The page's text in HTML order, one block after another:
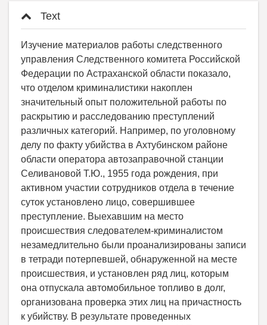
Text
Изучение материалов работы следственного
управления Следственного комитета Российской
Федерации по Астраханской области показало,
что отделом криминалистики накоплен
значительный опыт положительной работы по
раскрытию и расследованию преступлений
различных категорий. Например, по уголовному
делу по факту убийства в Ахтубинском районе
области оператора автозаправочной станции
Селивановой Т.Ю., 1955 года рождения, при
активном участии сотрудников отдела в течение
суток установлено лицо, совершившее
преступление. Выехавшим на место
происшествия следователем-криминалистом
незамедлительно были проанализированы записи
в тетради потерпевшей, обнаруженной на месте
происшествия, и установлен ряд лиц, которым
она отпускала автомобильное топливо в долг,
организована проверка этих лиц на причастность
к убийству. В результате проведенных